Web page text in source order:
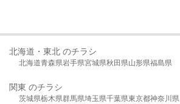
北海道・東北 のチラシ
北海道青森県岩手県宮城県秋田県山形県福島県
関東 のチラシ
茨城県栃木県群馬県埼玉県千葉県東京都神奈川県